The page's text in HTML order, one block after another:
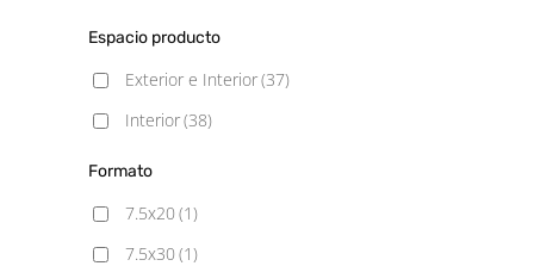
Blancos (3)
Cemento
(6)
Decorado (19)
Espacio producto
Exterior e Interior(37)
Interior(38)
Formato
7.5x20 (1)
7.5x30 (1)